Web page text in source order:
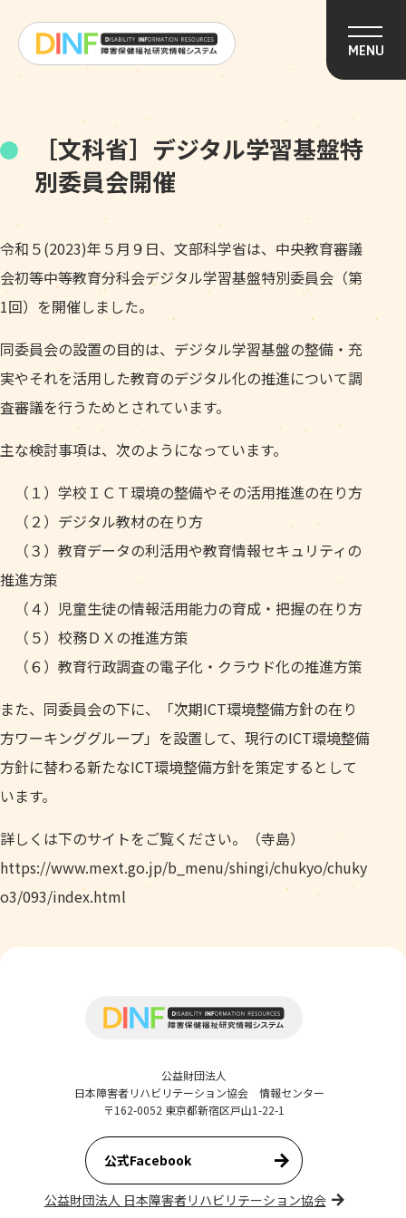
MENU
［文科省］デジタル学習基盤特
別委員会開催
令和５(2023)年５月９日、文部科学省は、中央教育審議
会初等中等教育分科会デジタル学習基盤特別委員会（第
1回）を開催しました。
同委員会の設置の目的は、デジタル学習基盤の整備・充
実やそれを活用した教育のデジタル化の推進について調
査審議を行うためとされています。
主な検討事項は、次のようになっています。
（１）学校ＩＣＴ環境の整備やその活用推進の在り方
（２）デジタル教材の在り方
（３）教育データの利活用や教育情報セキュリティの
推進方策
（４）児童生徒の情報活用能力の育成・把握の在り方
（５）校務ＤＸの推進方策
（６）教育行政調査の電子化・クラウド化の推進方策
また、同委員会の下に、「次期ICT環境整備方針の在り
方ワーキンググループ」を設置して、現行のICT環境整備
方針に替わる新たなICT環境整備方針を策定するとして
います。
詳しくは下のサイトをご覧ください。（寺島）
https://www.mext.go.jp/b_menu/shingi/chukyo/chuky
o3/093/index.html
公益財団法人
日本障害者リハビリテーション協会 情報センター
〒162-0052 東京都新宿区戸山1-22-1
公式Facebook
公益財団法人 日本障害者リハビリテーション協会